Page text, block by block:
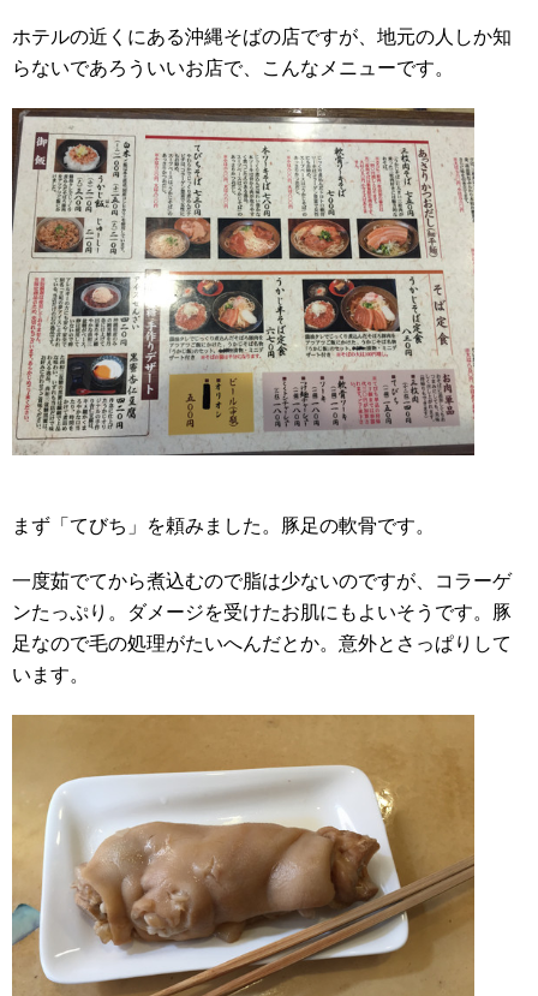
ホテルの近くにある沖縄そばの店ですが、地元の人しか知
らないであろういいお店で、こんなメニューです。
まず「てびち」を頼みました。豚足の軟骨です。
一度茹でてから煮込むので脂は少ないのですが、コラーゲ
ンたっぷり。ダメージを受けたお肌にもよいそうです。豚
足なので毛の処理がたいへんだとか。意外とさっぱりして
います。